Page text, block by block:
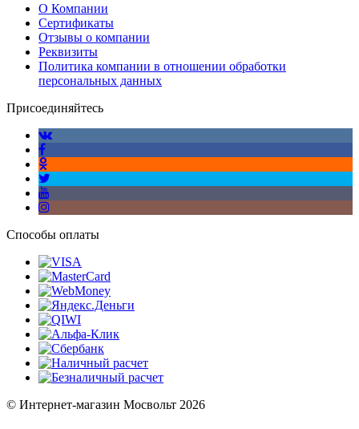
О Компании
Сертификаты
Отзывы о компании
Реквизиты
Политика компании в отношении обработки
персональных данных
Присоединяйтесь
Способы оплаты
© Интернет-магазин Мосвольт 2026